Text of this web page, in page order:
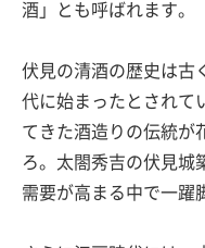
酒」とも呼ばれます。
伏見の清酒の歴史は古
代に始まったとされて
てきた酒造りの伝統が
ろ。太閤秀吉の伏見城
需要が高まる中で一躍